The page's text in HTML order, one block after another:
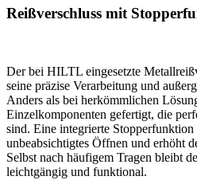
Reißverschluss mit
Der bei HILTL eingesetzte
seine präzise Verarbeitung und
Anders als bei herkömmlichen
Einzelkomponenten gefertigt, die
sind. Eine integrierte Stopperfunktion
unbeabsichtigtes Öffnen und erhöht
Selbst nach häufigem Tragen bleibt
leichtgängig und funktional.